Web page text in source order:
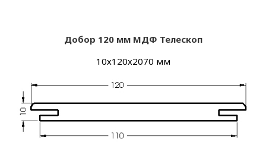
Добор 120 мм МДФ Телескоп
10х120х2070 мм